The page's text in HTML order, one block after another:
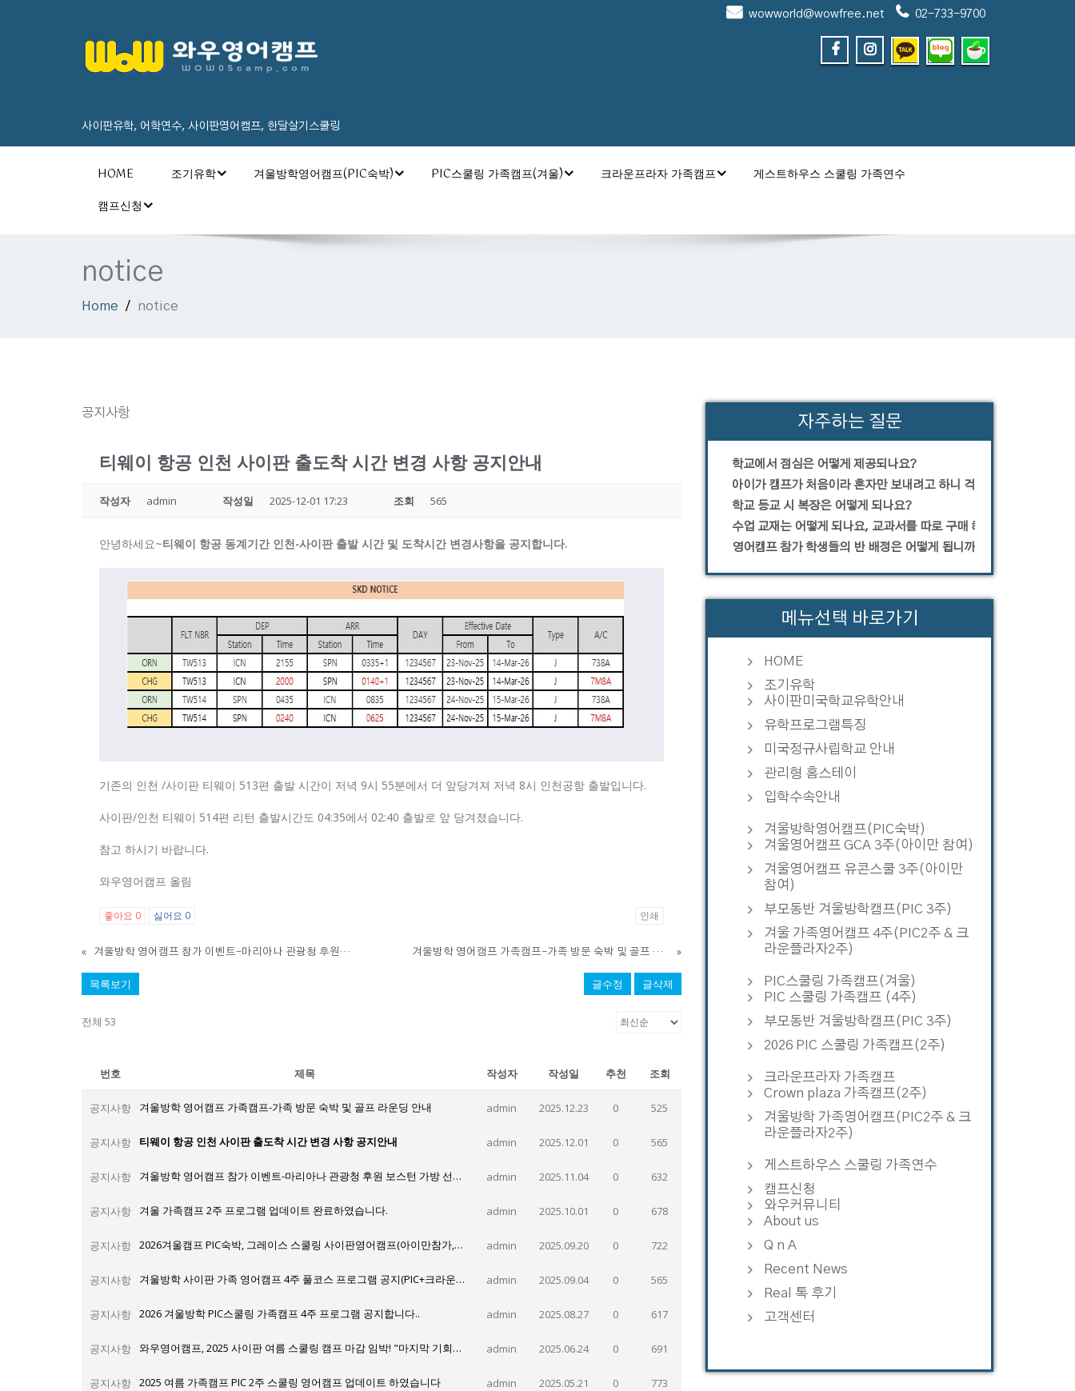
사이판유학, 어학연수, 사이판영어캠프, 한달살기스쿨링
wowworld@wowfree.net 02-733-9700
HOME 조기유학 겨울방학영어캠프(PIC숙박) PIC스쿨링 가족캠프(겨울) 크라운프라자 가족캠프
게스트하우스 스쿨링 가족연수
캠프신청
notice
Home notice
공지사항
티웨이 항공 인천 사이판 출도착 시간 변경 사항 공지안내
작성자 admin 작성일 2025-12-01 17:23 조회 565
안녕하세요~티웨이 항공 동계기간 인천-사이판 출발 시간 및 도착시간 변경사항을 공지합니다.
기존의 인천 /사이판 티웨이 513편 출발 시간이 저녁 9시 55분에서 더 앞당겨져 저녁 8시 인천공항 출발입니다.
사이판/인천 티웨이 514편 리턴 출발시간도 04:35에서 02:40 출발로 앞 당겨졌습니다.
참고 하시기 바랍니다.
와우영어캠프 올림
좋아요 0 싫어요 0 인쇄
« 겨울방학 영어캠프 참가 이벤트-마리아나 관광청 후원 보스턴 가방 선물 증정 겨울방학 영어캠프 가족캠프-가족 방문 숙박 및 골프 라운딩 안내 »
목록보기 글수정 글삭제
전체 53
번호 제목 작성자 작성일 추천 조회
공지사항 겨울방학 영어캠프 가족캠프-가족 방문 숙박 및 골프 라운딩 안내 admin 2025.12.23 0 525
공지사항 티웨이 항공 인천 사이판 출도착 시간 변경 사항 공지안내 admin 2025.12.01 0 565
공지사항 겨울방학 영어캠프 참가 이벤트-마리아나 관광청 후원 보스턴 가방 선물 증정 admin 2025.11.04 0 632
공지사항 겨울 가족캠프 2주 프로그램 업데이트 완료하였습니다. admin 2025.10.01 0 678
공지사항 2026겨울캠프 PIC숙박, 그레이스 스쿨링 사이판영어캠프(아이만참가,부모동반)- 1월10일 출발 3주일정 모집 admin 2025.09.20 0 722
공지사항 겨울방학 사이판 가족 영어캠프 4주 풀코스 프로그램 공지(PIC+크라운프라자) admin 2025.09.04 0 565
공지사항 2026 겨울방학 PIC스쿨링 가족캠프 4주 프로그램 공지합니다.. admin 2025.08.27 0 617
공지사항 와우영어캠프, 2025 사이판 여름 스쿨링 캠프 마감 임박! "마지막 기회를 잡아라" admin 2025.06.24 0 691
공지사항 2025 여름 가족캠프 PIC 2주 스쿨링 영어캠프 업데이트 하였습니다 admin 2025.05.21 0 773
자주하는 질문
학교에서 점심은 어떻게 제공되나요?
아이가 캠프가 처음이라 혼자만 보내려고 하니 걱정입니다.
학교 등교 시 복장은 어떻게 되나요?
수업 교재는 어떻게 되나요, 교과서를 따로 구매 해야 하나요?
영어캠프 참가 학생들의 반 배정은 어떻게 됩니까?
메뉴선택 바로가기
HOME
조기유학
사이판미국학교유학안내
유학프로그램특징
미국정규사립학교 안내
관리형 홈스테이
입학수속안내
겨울방학영어캠프(PIC숙박)
겨울영어캠프 GCA 3주(아이만 참여)
겨울영어캠프 유콘스쿨 3주(아이만
참여)
부모동반 겨울방학캠프(PIC 3주)
겨울 가족영어캠프 4주(PIC2주 & 크
라운플라자2주)
PIC스쿨링 가족캠프(겨울)
PIC 스쿨링 가족캠프 (4주)
부모동반 겨울방학캠프(PIC 3주)
2026 PIC 스쿨링 가족캠프(2주)
크라운프라자 가족캠프
Crown plaza 가족캠프(2주)
겨울방학 가족영어캠프(PIC2주 & 크
라운플라자2주)
게스트하우스 스쿨링 가족연수
캠프신청
와우커뮤니티
About us
Q n A
Recent News
Real 톡 후기
고객센터